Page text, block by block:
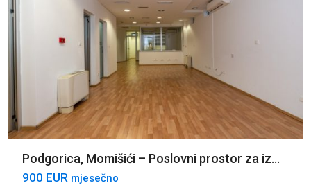
Podgorica, Momišići – Poslovni prostor za iz...
900 EUR mjesečno